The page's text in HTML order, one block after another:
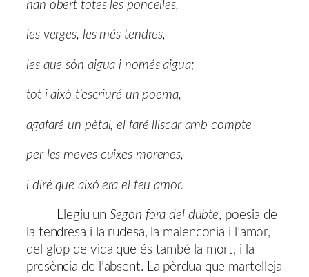
han obert totes les poncelles,
les verges, les més tendres,
les que són aigua i només aigua;
tot i això t’escriuré un poema,
agafaré un pètal, el faré lliscar amb compte
per les meves cuixes morenes,
i diré que això era el teu amor.
Llegiu unSegon fora del dubte, poesia de
la tendresa i la rudesa, la malenconia i l’amor,
del glop de vida que és també la mort, i la
presència de l’absent. La pèrdua que martelleja